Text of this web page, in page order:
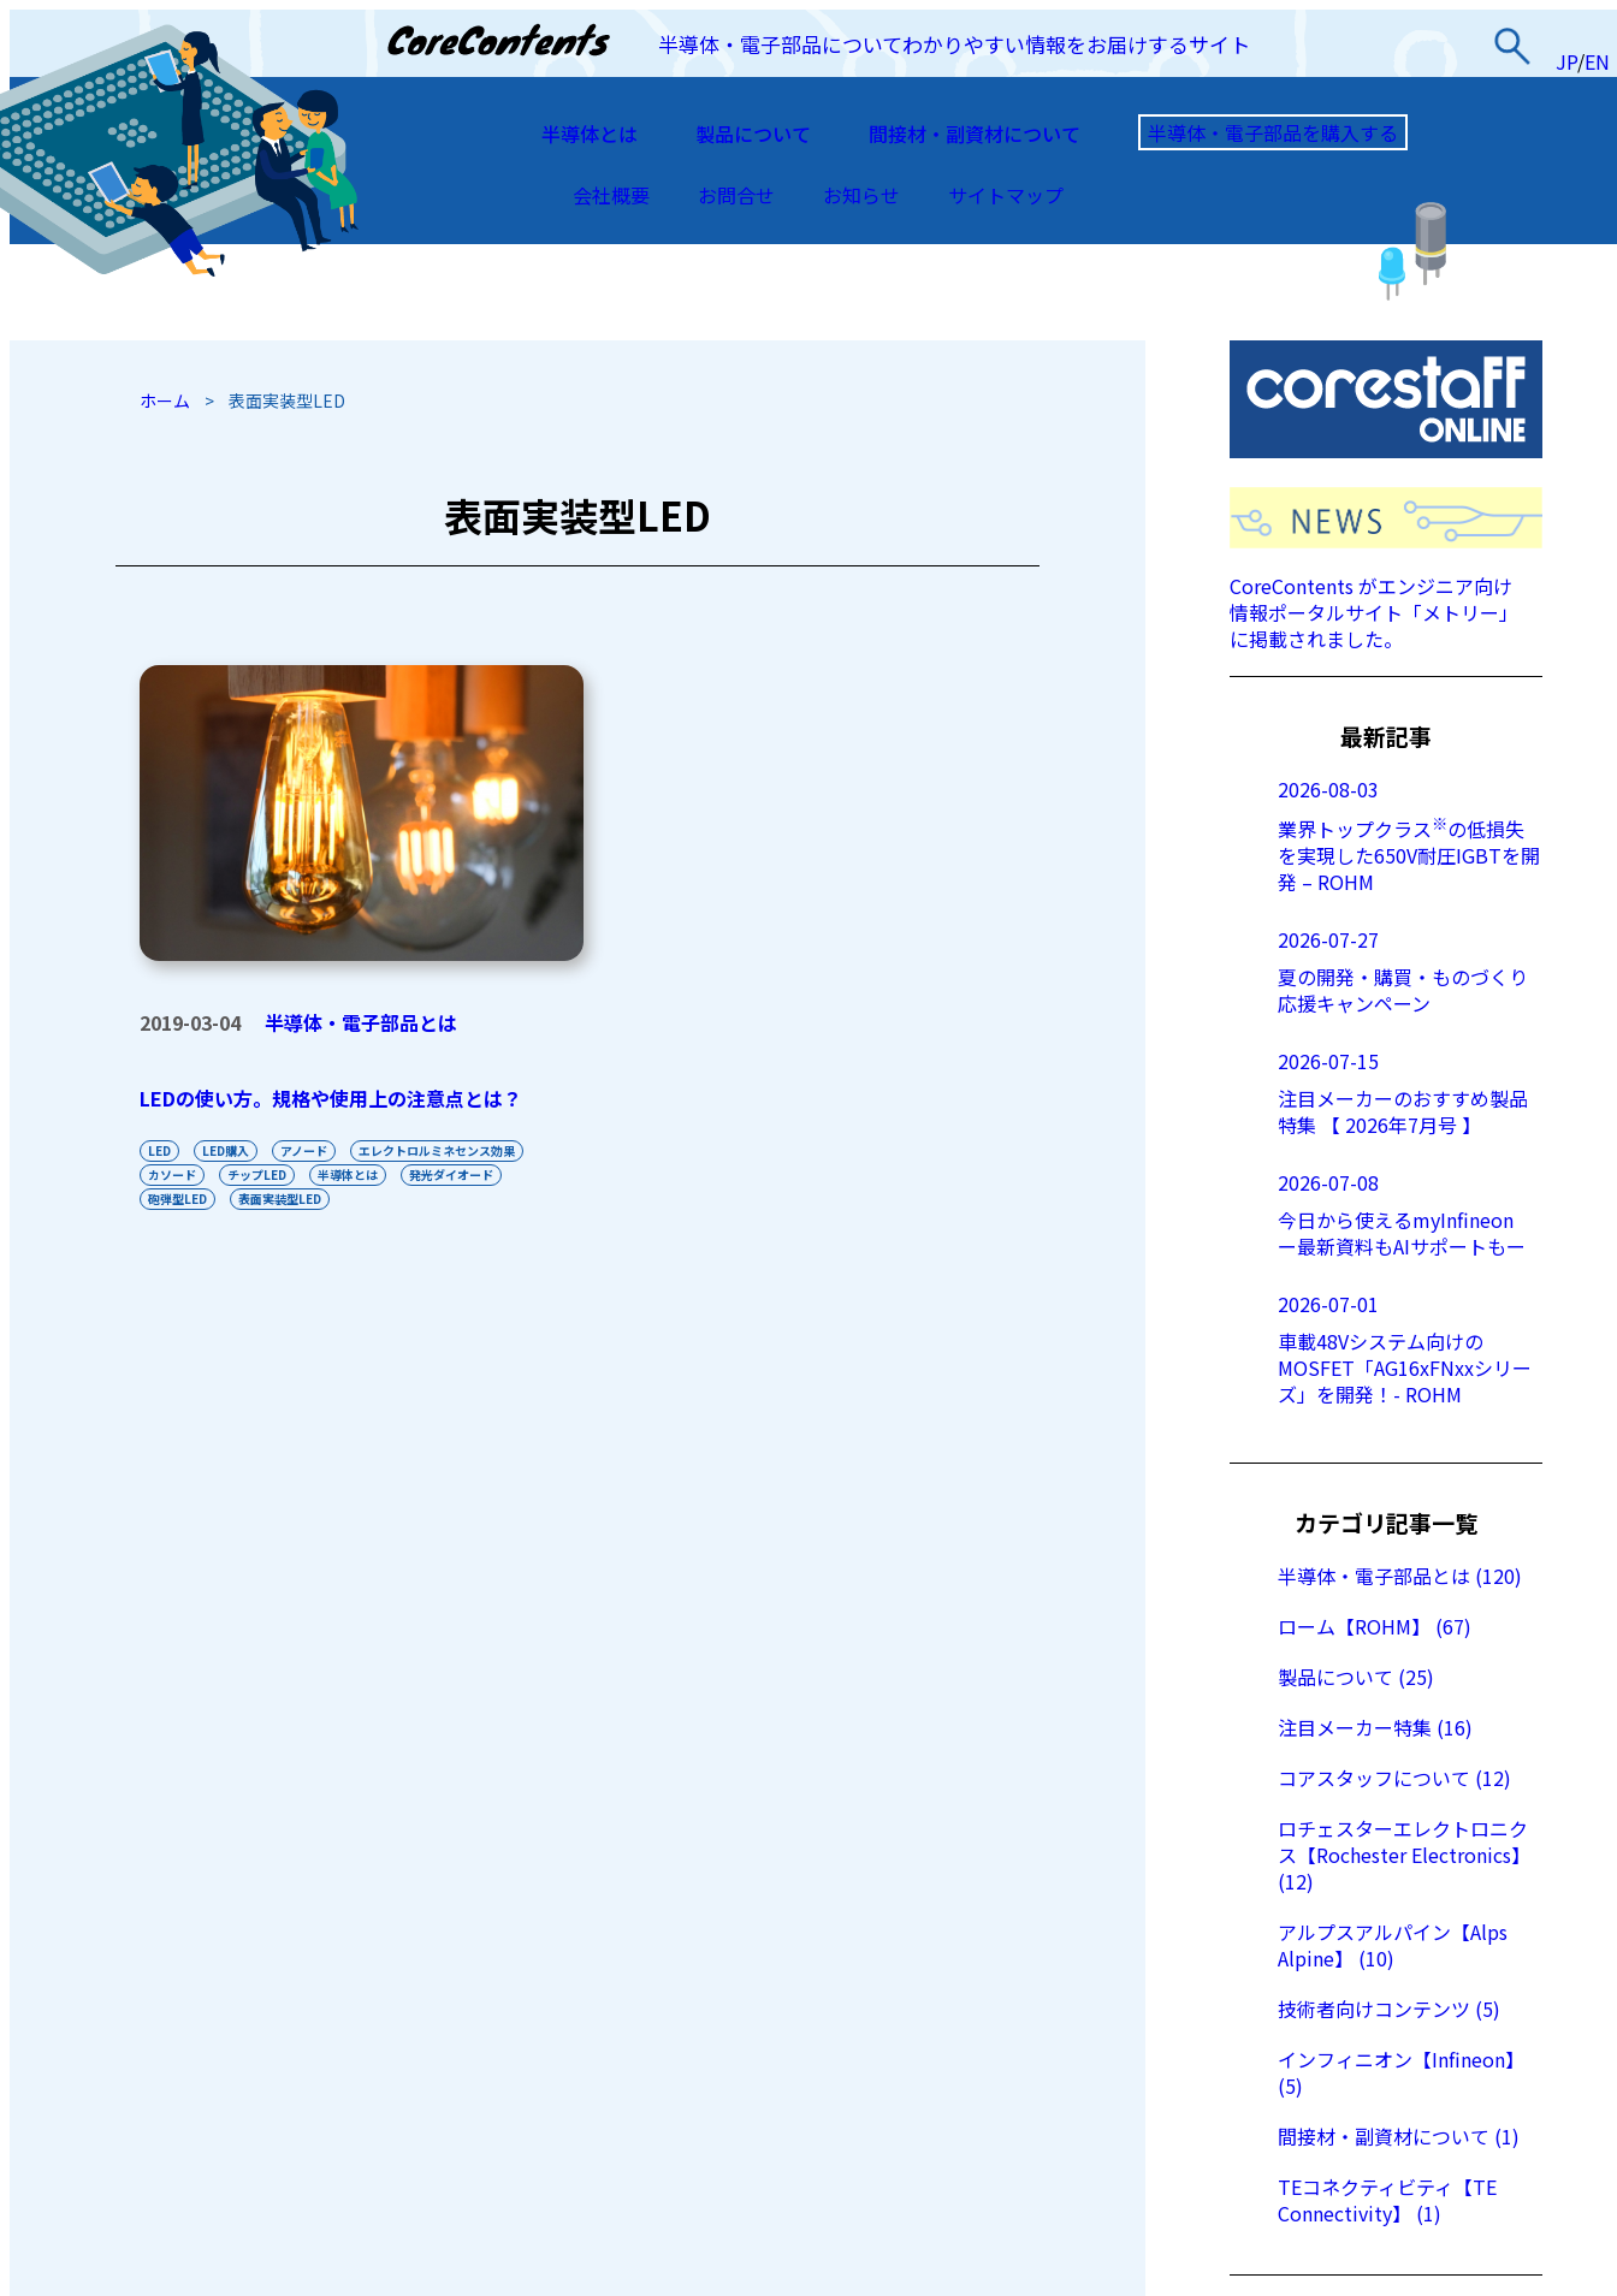
半導体・電子部品についてわかりやすい情報をお届けするサイト
JP/EN
JP/EN
半導体とは 製品について 間接材・副資材について 半導体・電子部品を購入する
会社概要 お問合せ お知らせ サイトマップ
ホーム > 表面実装型LED
表面実装型LED
2019-03-04 半導体・電子部品とは
LEDの使い方。規格や使用上の注意点とは？
LED LED購入 アノード
エレクトロルミネセンス効果
カソード
チップLED 半導体とは
発光ダイオード
砲弾型LED
表面実装型LED
CoreContents がエンジニア向け
情報ポータルサイト「メトリー」
に掲載されました。
最新記事
2026-08-03
業界トップクラス※の低損失
を実現した650V耐圧IGBTを開
発 – ROHM
2026-07-27
夏の開発・購買・ものづくり
応援キャンペーン
2026-07-15
注目メーカーのおすすめ製品
特集 【 2026年7月号 】
2026-07-08
今日から使えるmyInfineon
ー最新資料もAIサポートもー
2026-07-01
車載48Vシステム向けの
MOSFET「AG16xFNxxシリー
ズ」を開発！- ROHM
カテゴリ記事一覧
半導体・電子部品とは (120)
ローム【ROHM】 (67)
製品について (25)
注目メーカー特集 (16)
コアスタッフについて (12)
ロチェスターエレクトロニク
ス【Rochester Electronics】
(12)
アルプスアルパイン【Alps
Alpine】 (10)
技術者向けコンテンツ (5)
インフィニオン【Infineon】
(5)
間接材・副資材について (1)
TEコネクティビティ【TE
Connectivity】 (1)